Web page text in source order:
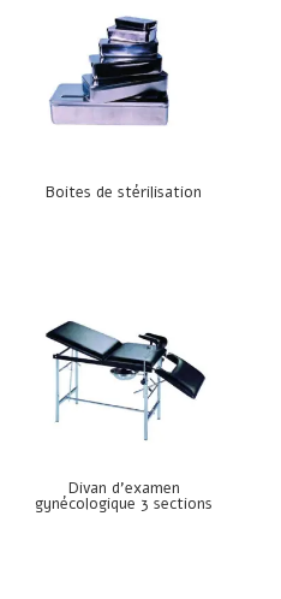
Boites de stérilisation
Divan d’examen
gynécologique 3 sections